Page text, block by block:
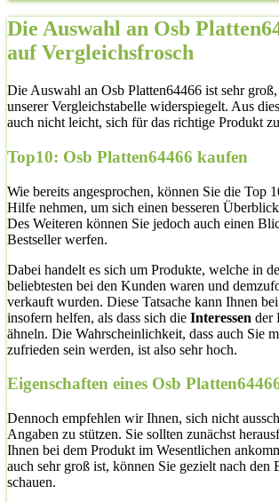
Die Auswahl an Osb
auf Vergleichsfrosch
Die Auswahl an Osb Platten64466 ist sehr
unserer Vergleichstabelle widerspiegelt. Aus
auch nicht leicht, sich für das richtige Produkt
Top10: Osb Platten64466 kaufen
Wie bereits angesprochen, können Sie die Top
Hilfe nehmen, um sich einen besseren
Des Weiteren können Sie jedoch auch einen
Bestseller werfen.
Dabei handelt es sich um Produkte, welche in
beliebtesten bei den Kunden waren und
verkauft wurden. Diese Tatsache kann Ihnen
insofern helfen, als dass sich die Interessen der
ähneln. Die Wahrscheinlichkeit, dass auch Sie
zufrieden sein werden, ist also sehr hoch.
Eigenschaften eines Osb
Dennoch empfehlen wir Ihnen, sich nicht
Angaben zu stützen. Sie sollten zunächst
Ihnen bei dem Produkt im Wesentlichen
auch sehr groß ist, können Sie gezielt nach den
schauen.